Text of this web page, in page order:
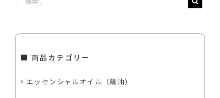
■ 商品カテゴリー
エッセンシャルオイル（精油）